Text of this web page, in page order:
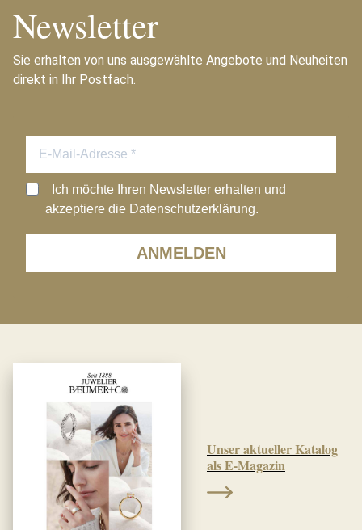
Newsletter
Sie erhalten von uns ausgewählte Angebote und Neuheiten
direkt in Ihr Postfach.
ANMELDEN
Ich möchte Ihren Newsletter erhalten und
akzeptiere die Datenschutzerklärung.
Unser aktueller Katalog
als E-Magazin